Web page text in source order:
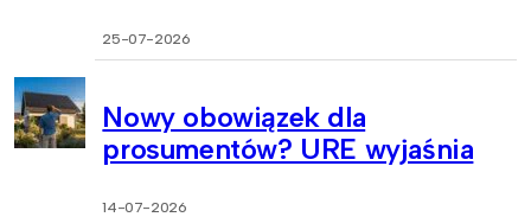
25-07-2026
Nowy obowiązek dla
prosumentów? URE wyjaśnia
14-07-2026